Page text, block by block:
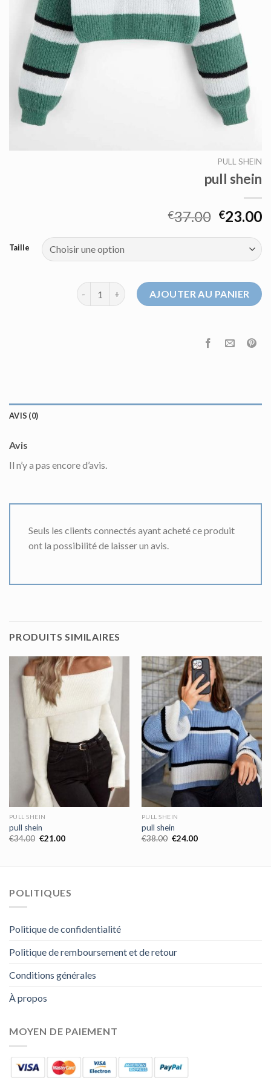
PULL SHEIN
pull shein
€37.00 €23.00
Taille
quantité de pull sheinAJOUTER AU PANIER
AVIS (0)
Avis
Il n’y a pas encore d’avis.
Seuls les clients connectés ayant acheté ce produit
ont la possibilité de laisser un avis.
PRODUITS SIMILAIRES
PULL SHEIN
pull shein
€34.00 €21.00
PULL SHEIN
pull shein
€38.00 €24.00
POLITIQUES
Politique de confidentialité
Politique de remboursement et de retour
Conditions générales
À propos
MOYEN DE PAIEMENT